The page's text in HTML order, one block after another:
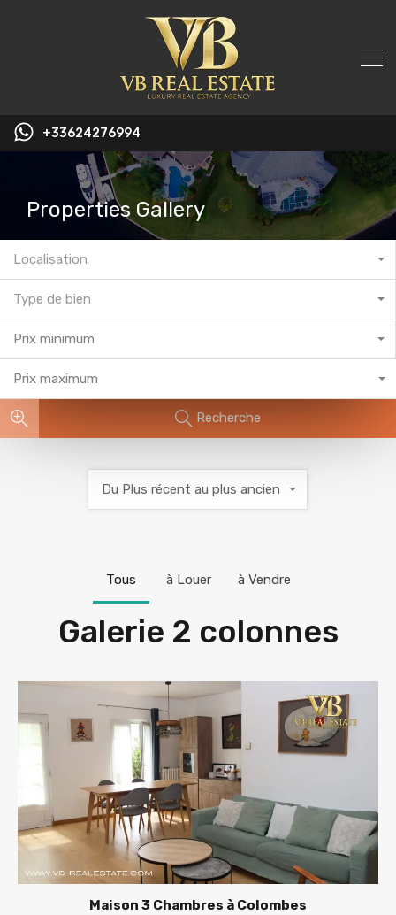
+33624276994
Properties Gallery
Localisation
Type de bien
Prix minimum
Prix maximum
Recherche
Du Plus récent au plus ancien
Galerie 2 colonnes
Tous à Louer à Vendre
Maison 3 Chambres à Colombes